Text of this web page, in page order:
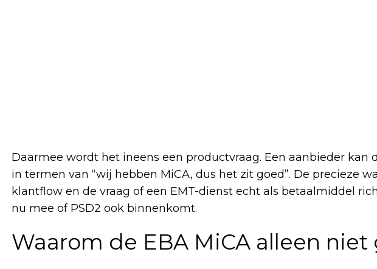
Daarmee wordt het ineens een productvraag. Een aanbieder kan
in termen van “wij hebben MiCA, dus het zit goed”. De precieze
klantflow en de vraag of een EMT-dienst echt als betaalmiddel
nu mee of PSD2 ook binnenkomt.
Waarom de EBA MiCA alleen